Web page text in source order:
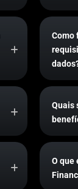
Como
Quais
O que